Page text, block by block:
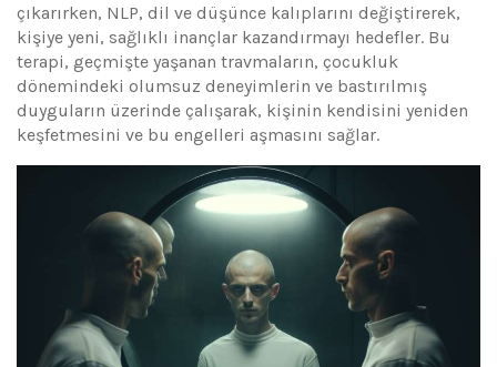
çıkarırken, NLP, dil ve düşünce kalıplarını değiştirerek,
kişiye yeni, sağlıklı inançlar kazandırmayı hedefler. Bu
terapi, geçmişte yaşanan travmaların, çocukluk
dönemindeki olumsuz deneyimlerin ve bastırılmış
duyguların üzerinde çalışarak, kişinin kendisini yeniden
keşfetmesini ve bu engelleri aşmasını sağlar.